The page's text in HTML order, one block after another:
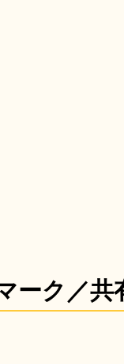
ーク／共